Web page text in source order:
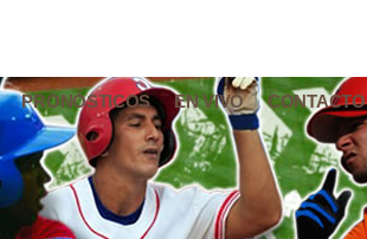
PRONÓSTICOS EN VIVO CONTACTO